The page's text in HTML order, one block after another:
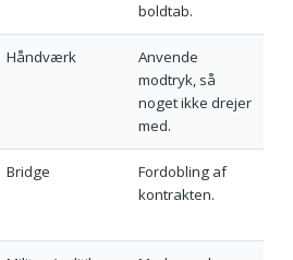
boldtab.
Håndværk
Anvende
modtryk, så
noget ikke drejer
med.
Bridge
Fordobling af
kontrakten.